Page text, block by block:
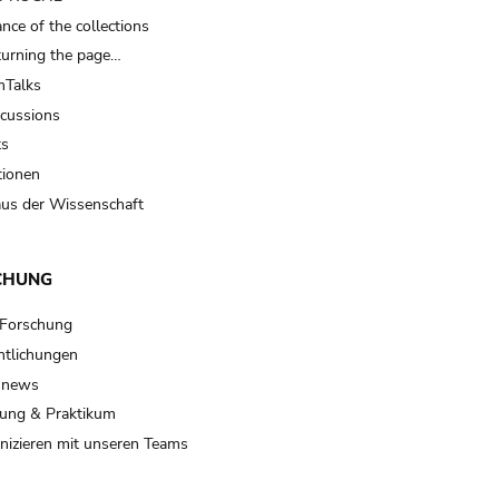
of the collections
the page…
der Wissenschaft
& Praktikum
mit unseren Teams